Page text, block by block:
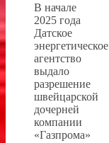
В начале
2025 года
Датское
энергетическое
агентство
выдало
разрешение
швейцарской
дочерней
компании
«Газпрома»